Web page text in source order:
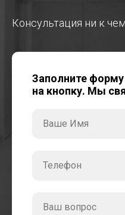
Консультация ни к
Заполните
на кнопку. Мы
Ваше Имя
Телефон
Ваш вопрос